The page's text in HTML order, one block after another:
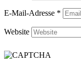
E-Mail-Adresse *
Website